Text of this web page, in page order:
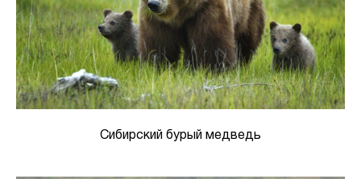
Сибирский бурый медведь